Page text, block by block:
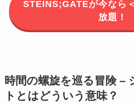
STEINS;GATEが今なら
放題！
時間の螺旋を巡る冒険 –
トとはどういう意味？